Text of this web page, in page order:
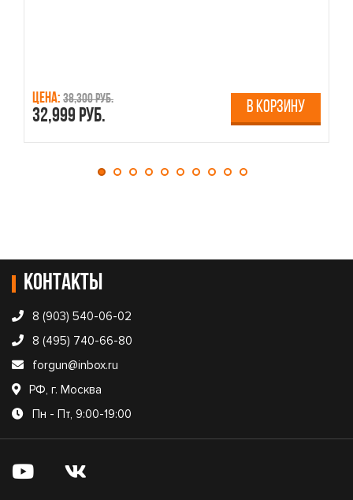
Цена: 38,300 руб.
32,999 руб. В КОРЗИНУ
Контакты
8 (903) 540-06-02
8 (495) 740-66-80
forgun@inbox.ru
РФ, г. Москва
Пн - Пт, 9:00-19:00